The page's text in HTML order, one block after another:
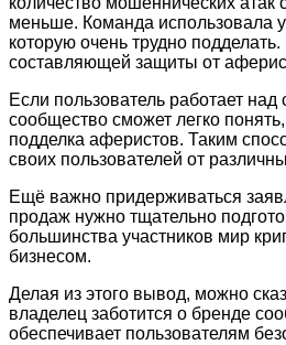
меньше. Команда использовала
которую очень трудно
составляющей защиты от
Если пользователь работает
сообщество сможет легко
подделка аферистов. Таким
своих пользователей от
Ещё важно придерживаться
продаж нужно тщательно
большинства участников мир
бизнесом.
Делая из этого вывод, можно
владелец заботится о бренде
обеспечивает пользователям